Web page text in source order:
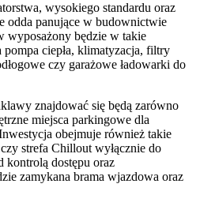
wysokiego standardu oraz
odda panujące w budownictwie
wyposażony będzie w takie
ciepła, klimatyzacja, filtry
czy garażowe ładowarki do
znajdować się będą zarówno
miejsca parkingowe dla
obejmuje również takie
strefa Chillout wyłącznie do
kontrolą dostępu oraz
zamykana brama wjazdowa oraz